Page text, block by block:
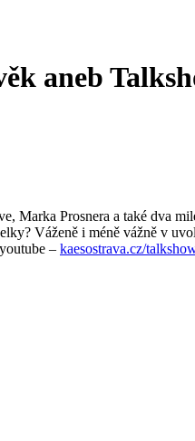
aneb
Marka Prosnera a také dva
Váženě i méně vážně v
– kaesostrava.cz/